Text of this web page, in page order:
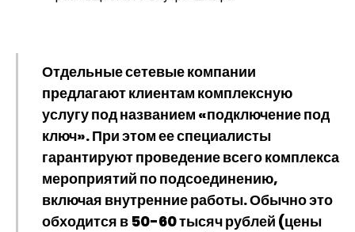
Отдельные сетевые компании
предлагают клиентам комплексную
услугу под названием «подключение под
ключ». При этом ее специалисты
гарантируют проведение всего комплекса
мероприятий по подсоединению,
включая внутренние работы. Обычно это
обходится в 50-60 тысяч рублей (цены